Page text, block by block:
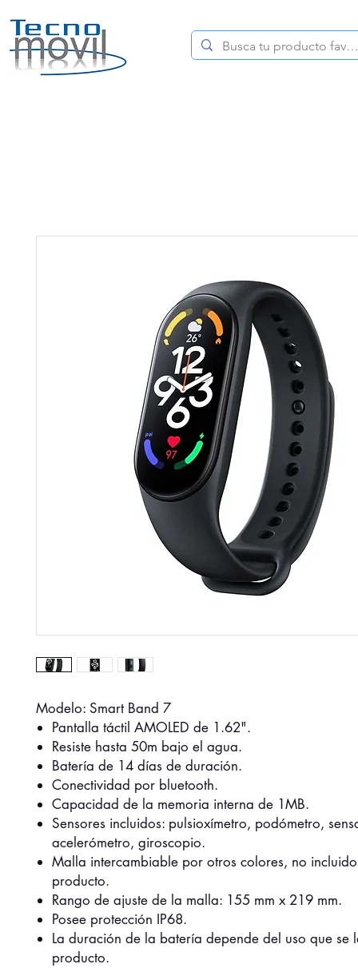
Modelo: Smart Band 7
Pantalla táctil AMOLED de 1.62".
Resiste hasta 50m bajo el agua.
Batería de 14 días de duración.
Conectividad por bluetooth.
Capacidad de la memoria interna de 1MB.
Sensores incluidos: pulsioxímetro, podómetro,
acelerómetro, giroscopio.
Malla intercambiable por otros colores, no
producto.
Rango de ajuste de la malla: 155 mm x 219 mm.
Posee protección IP68.
La duración de la batería depende del uso que se
producto.